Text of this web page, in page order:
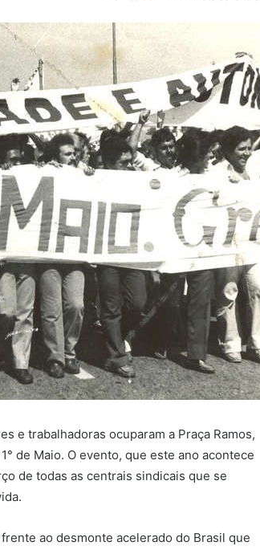
e trabalhadoras ocuparam a Praça Ramos,
de Maio. O evento, que este ano acontece
de todas as centrais sindicais que se
ao desmonte acelerado do Brasil que